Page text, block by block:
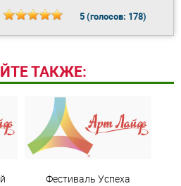
5(голосов: 178)
ТАКЖЕ:
Фестиваль Успеха